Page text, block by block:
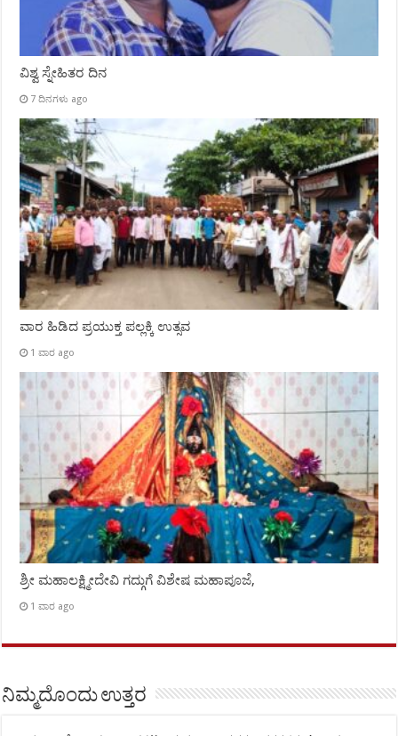
ವಿಶ್ವ ಸ್ನೇಹಿತರ ದಿನ
7 ದಿನಗಳು ago
ವಾರ ಹಿಡಿದ ಪ್ರಯುಕ್ತ ಪಲ್ಲಕ್ಕಿ ಉತ್ಸವ
1 ವಾರ ago
ಶ್ರೀ ಮಹಾಲಕ್ಷ್ಮೀದೇವಿ ಗದ್ಗುಗೆ ವಿಶೇಷ ಮಹಾಪೂಜೆ,
1 ವಾರ ago
ನಿಮ್ಮದೊಂದು ಉತ್ತರ